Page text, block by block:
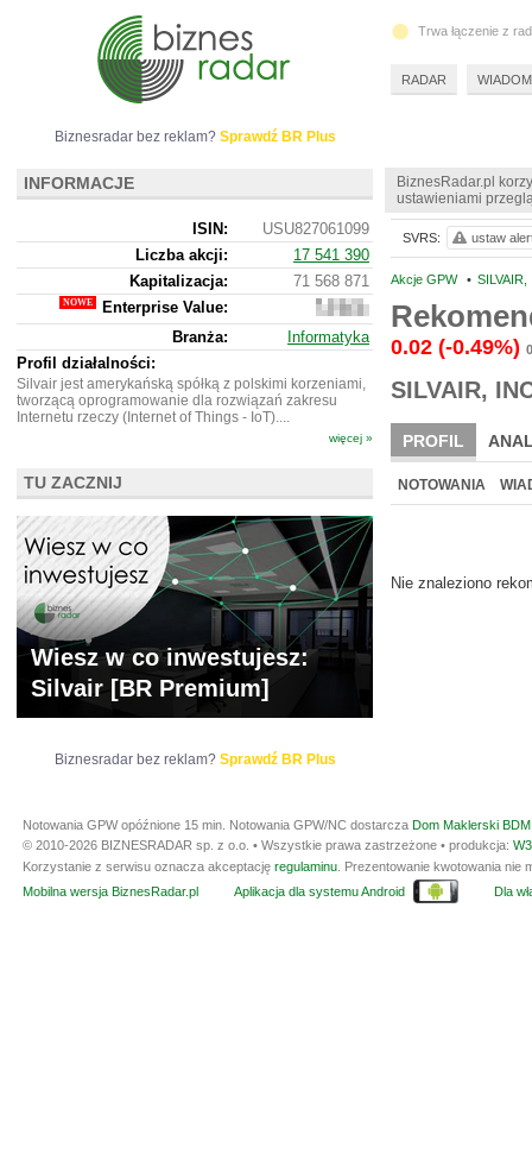
BiznesRadar.pl
ustawieniami
Akcje GPW •
0.02 (-0.49%)
SILVAIR,
PROFIL
BR LAB
NOTOWANIA
Nie znaleziono
SVRS: ustaw
Biznesradar bez reklam? Sprawdź BR Plus
INFORMACJE
ISIN:
USU827061099
Liczba akcji:
17 541 390
Kapitalizacja:
71 568 871
Enterprise Value:
86
318
845
Branża:
Informatyka
Profil działalności:
Silvair jest amerykańską spółką z polskimi korzeniami,
tworzącą oprogramowanie dla rozwiązań zakresu
Internetu rzeczy (Internet of Things - IoT)....
więcej »
TU ZACZNIJ
Wiesz w co inwestujesz:
Silvair [BR Premium]
Biznesradar bez reklam? Sprawdź BR Plus
Trwa łączenie z
RADAR
Notowania GPW opóźnione 15 min. Notowania GPW/NC dostarcza Dom Maklerski
© 2010-2026 BIZNESRADAR sp. z o.o. • Wszystkie prawa zastrzeżone • produkcja:
Korzystanie z serwisu oznacza akceptację regulaminu . Prezentowanie kwotowania
Mobilna wersja BiznesRadar.pl
Aplikacja dla systemu Android Dla